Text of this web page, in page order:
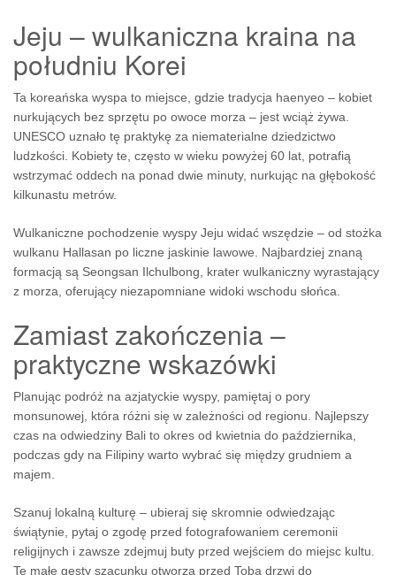
Jeju – wulkaniczna kraina na
południu Korei
Ta koreańska wyspa to miejsce, gdzie tradycja haenyeo – kobiet
nurkujących bez sprzętu po owoce morza – jest wciąż żywa.
UNESCO uznało tę praktykę za niematerialne dziedzictwo
ludzkości. Kobiety te, często w wieku powyżej 60 lat, potrafią
wstrzymać oddech na ponad dwie minuty, nurkując na głębokość
kilkunastu metrów.
Wulkaniczne pochodzenie wyspy Jeju widać wszędzie – od stożka
wulkanu Hallasan po liczne jaskinie lawowe. Najbardziej znaną
formacją są Seongsan Ilchulbong, krater wulkaniczny wyrastający
z morza, oferujący niezapomniane widoki wschodu słońca.
Zamiast zakończenia –
praktyczne wskazówki
Planując podróż na azjatyckie wyspy, pamiętaj o pory
monsunowej, która różni się w zależności od regionu. Najlepszy
czas na odwiedziny Bali to okres od kwietnia do października,
podczas gdy na Filipiny warto wybrać się między grudniem a
majem.
Szanuj lokalną kulturę – ubieraj się skromnie odwiedzając
świątynie, pytaj o zgodę przed fotografowaniem ceremonii
religijnych i zawsze zdejmuj buty przed wejściem do miejsc kultu.
Te małe gesty szacunku otworzą przed Tobą drzwi do